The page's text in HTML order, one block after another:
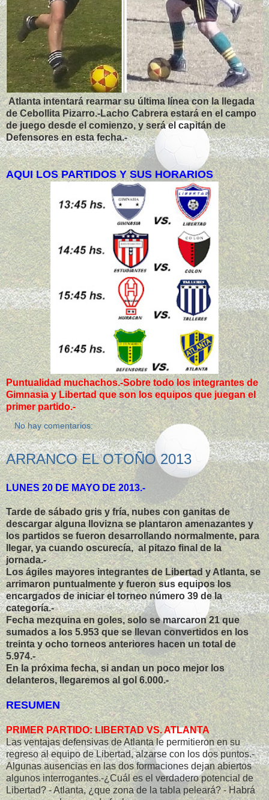
Atlanta intentará rearmar su última línea con la llegada
de Cebollita Pizarro.-Lacho Cabrera estará en el campo
de juego desde el comienzo, y será el capitán de
Defensores en esta fecha.-
AQUI LOS PARTIDOS Y SUS HORARIOS
Puntualidad muchachos.-Sobre todo los integrantes de
Gimnasia y Libertad que son los equipos que juegan el
primer partido.-
No hay comentarios:
ARRANCO EL OTOÑO 2013
LUNES 20 DE MAYO DE 2013.-
Tarde de sábado gris y fría, nubes con ganitas de
descargar alguna llovizna se plantaron amenazantes y
los partidos se fueron desarrollando normalmente, para
llegar, ya cuando oscurecía, al pitazo final de la
jornada.-
Los ágiles mayores integrantes de Libertad y Atlanta, se
arrimaron puntualmente y fueron sus equipos los
encargados de iniciar el torneo número 39 de la
categoría.-
Fecha mezquina en goles, solo se marcaron 21 que
sumados a los 5.953 que se llevan convertidos en los
treinta y ocho torneos anteriores hacen un total de
5.974.-
En la próxima fecha, si andan un poco mejor los
delanteros, llegaremos al gol 6.000.-
RESUMEN
PRIMER PARTIDO: LIBERTAD VS. ATLANTA
Las ventajas defensivas de Atlanta le permitieron en su
regreso al equipo de Libertad, alzarse con los dos puntos.-
Algunas ausencias en las dos formaciones dejan abiertos
algunos interrogantes.-¿Cuál es el verdadero potencial de
Libertad? - Atlanta, ¿que zona de la tabla peleará? - Habrá